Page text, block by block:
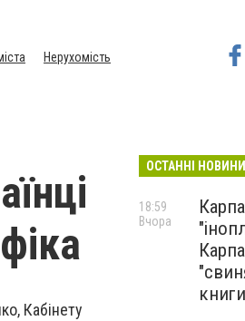
Нерухомість
Кабінету
ОСТАННІ НОВИНИ
18:59
Вчора